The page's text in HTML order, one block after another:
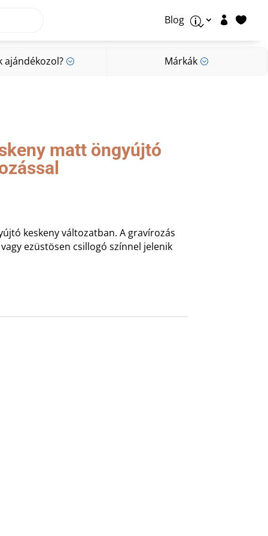
Blog p  
ajándékozol? ; Márkák ;
Márkák;
matt öngyújtó
keskeny változatban. A gravírozás
ezüstösen csillogó színnel jelenik